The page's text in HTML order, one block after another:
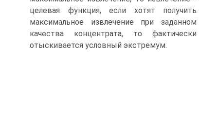
целевая функция, если хотят получить
максимальное извлечение при заданном
качества концентрата, то фактически
отыскивается условный экстремум.